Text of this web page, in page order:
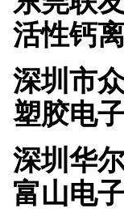
活性钙
深圳
塑胶电
深圳
富山电